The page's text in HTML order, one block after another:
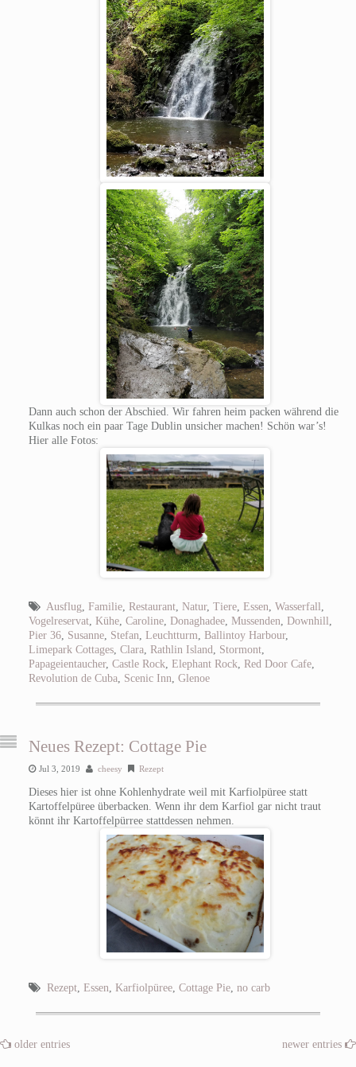
Dann auch schon der Abschied. Wir fahren heim packen während die
Kulkas noch ein paar Tage Dublin unsicher machen! Schön war’s!
Hier alle Fotos:
Ausflug, Familie, Restaurant, Natur, Tiere, Essen, Wasserfall,
Vogelreservat, Kühe, Caroline, Donaghadee, Mussenden, Downhill,
Pier 36, Susanne, Stefan, Leuchtturm, Ballintoy Harbour,
Limepark Cottages, Clara, Rathlin Island, Stormont,
Papageientaucher, Castle Rock, Elephant Rock, Red Door Cafe,
Revolution de Cuba, Scenic Inn, Glenoe
Neues Rezept: Cottage Pie
Jul 3, 2019 cheesy Rezept
Dieses hier ist ohne Kohlenhydrate weil mit Karfiolpüree statt
Kartoffelpüree überbacken. Wenn ihr dem Karfiol gar nicht traut
könnt ihr Kartoffelpürree stattdessen nehmen.
Rezept, Essen, Karfiolpüree, Cottage Pie, no carb
older entries newer entries